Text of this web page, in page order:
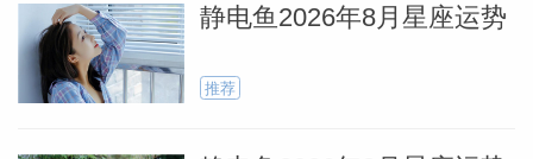
那几天对你们来说可是具有双倍的幸运，因
为火星会和太阳之间有非常和谐的角度。
静电鱼2026年8月星座运势
推荐